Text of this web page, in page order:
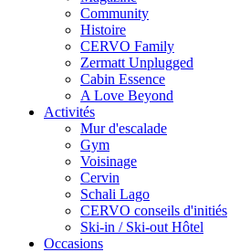
Community
Histoire
CERVO Family
Zermatt Unplugged
Cabin Essence
A Love Beyond
Activités
Mur d'escalade
Gym
Voisinage
Cervin
Schali Lago
CERVO conseils d'initiés
Ski-in / Ski-out Hôtel
Occasions